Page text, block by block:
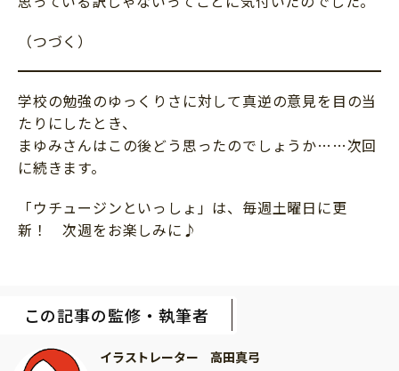
（つづく）
学校の勉強のゆっくりさに対して真逆の意見を目の当
たりにしたとき、
まゆみさんはこの後どう思ったのでしょうか……次回
に続きます。
「ウチュージンといっしょ」は、毎週土曜日に更
新！ 次週をお楽しみに♪
この記事の監修・執筆者
イラストレーター 高田真弓